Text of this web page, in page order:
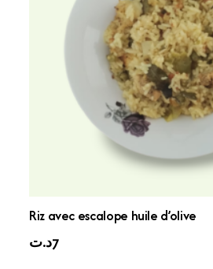
Riz avec escalope huile d’olive
7د.ت